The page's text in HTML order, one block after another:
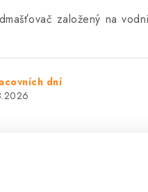
založený na
dní